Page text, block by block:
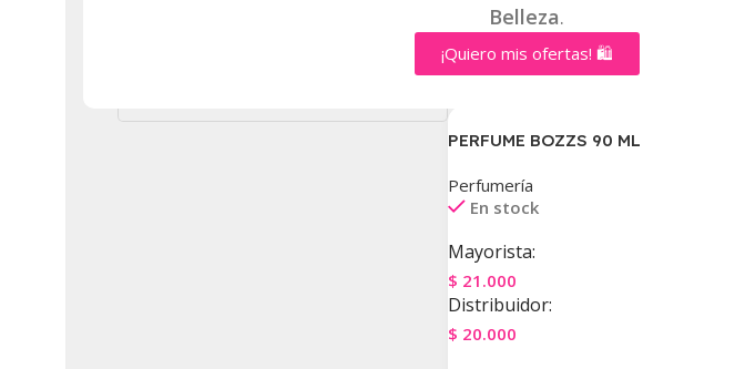
Belleza.
¡Quiero mis ofertas! 🛍️
Inicio Perfumería
PERFUME BOZZS 90 ML
Perfumería
En stock
Mayorista:
$ 21.000
Distribuidor:
$ 20.000